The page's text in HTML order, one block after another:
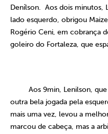
Denílson. Aos dois minutos,
lado esquerdo, obrigou
Rogério Ceni, em cobrança
goleiro do Fortaleza, que
Aos 9min, Lenilson,
outra bela jogada pela
mais uma vez, levou a
marcou de cabeça, mas a